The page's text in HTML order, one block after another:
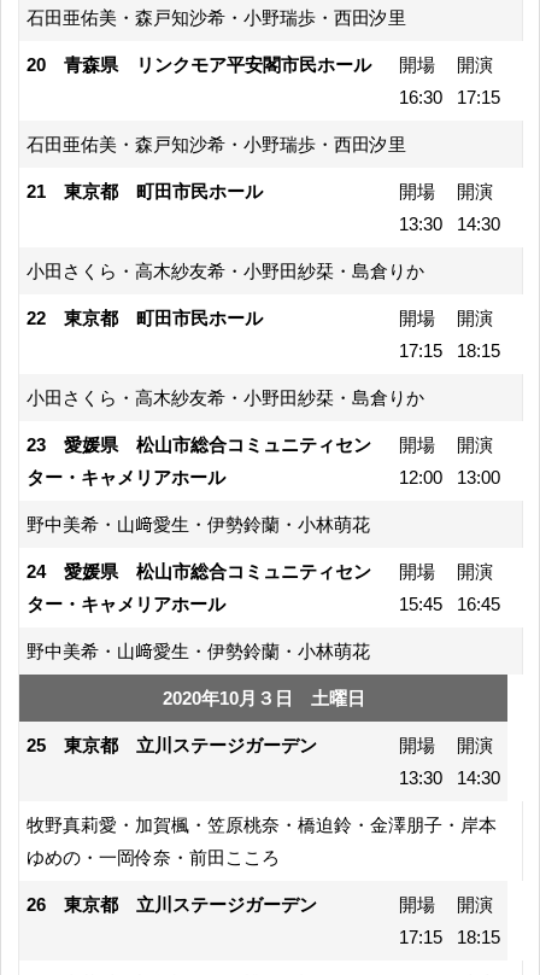
石田亜佑美・森戸知沙希・小野瑞歩・西田汐里
20 青森県 リンクモア平安閣市民ホール
開場
16:30
開演
17:15
石田亜佑美・森戸知沙希・小野瑞歩・西田汐里
21 東京都 町田市民ホール
開場
13:30
開演
14:30
小田さくら・高木紗友希・小野田紗栞・島倉りか
22 東京都 町田市民ホール
開場
17:15
開演
18:15
小田さくら・高木紗友希・小野田紗栞・島倉りか
23 愛媛県 松山市総合コミュニティセン
ター・キャメリアホール
開場
12:00
開演
13:00
野中美希・山﨑愛生・伊勢鈴蘭・小林萌花
24 愛媛県 松山市総合コミュニティセン
ター・キャメリアホール
開場
15:45
開演
16:45
野中美希・山﨑愛生・伊勢鈴蘭・小林萌花
2020年10月３日 土曜日
25 東京都 立川ステージガーデン
開場
13:30
開演
14:30
牧野真莉愛・加賀楓・笠原桃奈・橋迫鈴・金澤朋子・岸本
ゆめの・一岡伶奈・前田こころ
26 東京都 立川ステージガーデン
開場
17:15
開演
18:15